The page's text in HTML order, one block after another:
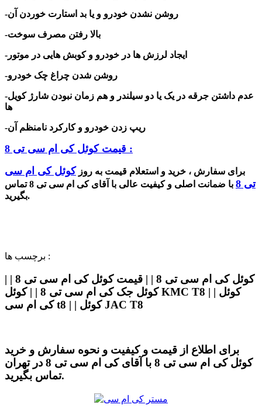
-روشن نشدن خودرو و یا بد استارت خوردن آن
-بالا رفتن مصرف سوخت
- ایجاد لرزش ها در خودرو و کوبش هایی در موتور
-عدم داشتن جرقه در یک یا دو سیلندر و هم زمان نبودن شارژ کویل
ها
-ریپ زدن خودرو و کارکرد نامنظم آن
قیمت کوئل کی ام سی تی 8 :
برای سفارش ، خرید و استعلام قیمت به روز کوئل کی ام سی
تی 8
با ضمانت اصلی و کیفیت عالی با آقای کی ام سی تی 8 تماس
بگیرید.
برچسب ها :
کوئل کی ام سی تی 8 | | قیمت کوئل کی ام سی تی 8 | |
کوئل جک کی ام سی تی 8 | | کوئل KMC T8 | | کوئل
کی ام سی t8 | | کوئل JAC T8
برای اطلاع از قیمت و کیفیت و نحوه سفارش و خرید
کوئل کی ام سی تی 8 با آقای کی ام سی تی 8 در تهران
تماس بگیرید.